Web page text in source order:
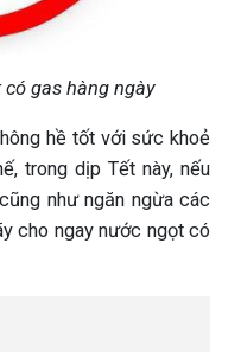
gas hàng ngày
hề tốt với sức khoẻ
trong dịp Tết này, nếu
như ngăn ngừa các
cho ngay nước ngọt có